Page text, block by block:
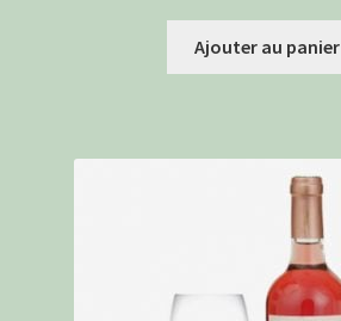
Ajouter au panier